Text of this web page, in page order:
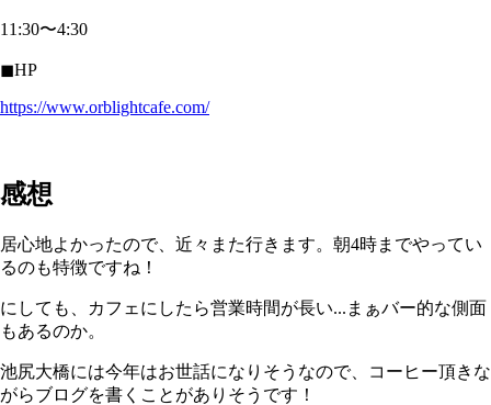
11:30〜4:30
◼︎HP
https://www.orblightcafe.com/
感想
居心地よかったので、近々また行きます。朝4時までやってい
るのも特徴ですね！
にしても、カフェにしたら営業時間が長い...まぁバー的な側面
もあるのか。
池尻大橋には今年はお世話になりそうなので、コーヒー頂きな
がらブログを書くことがありそうです！